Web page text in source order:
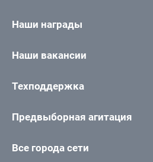
Наши награды
Наши вакансии
Техподдержка
Предвыборная агитация
Все города сети